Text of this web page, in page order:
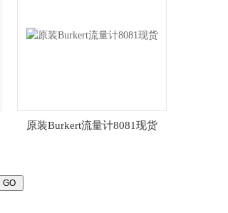
原装Burkert流量计8081现货